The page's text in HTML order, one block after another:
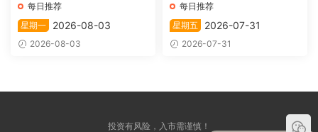
每日推荐
星期一
2026-08-03
2026-08-03
每日推荐
星期五
2026-07-31
2026-07-31
投资有风险，入市需谨慎！